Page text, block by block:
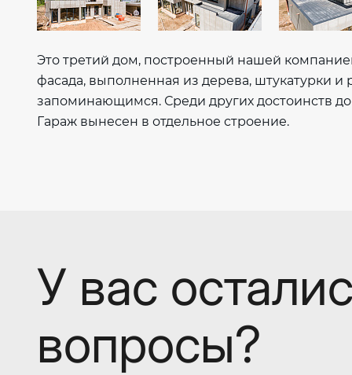
Это третий дом, построенный нашей
фасада, выполненная из дерева, штукатурки
запоминающимся. Среди других достоинств
Гараж вынесен в отдельное строение.
У вас
вопросы?